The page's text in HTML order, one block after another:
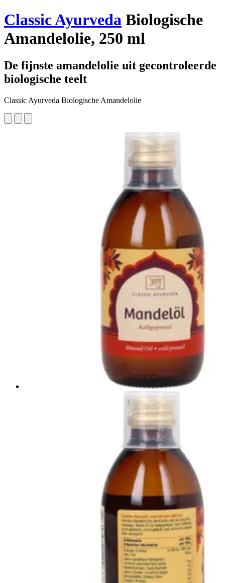
Classic Ayurveda Biologische
Amandelolie, 250 ml
De fijnste amandelolie uit gecontroleerde
biologische teelt
Classic Ayurveda Biologische Amandelolie